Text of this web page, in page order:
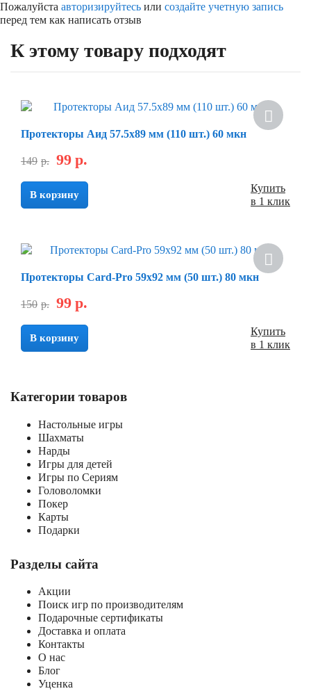
Пожалуйста авторизируйтесь или создайте учетную запись
перед тем как написать отзыв
К этому товару подходят
Протекторы Аид 57.5х89 мм (110 шт.) 60 мкн
149 р. 99 р.
В корзину
Купить
в 1 клик
Протекторы Card-Pro 59x92 мм (50 шт.) 80 мкн
150 р. 99 р.
В корзину
Купить
в 1 клик
Категории товаров
Настольные игры
Шахматы
Нарды
Игры для детей
Игры по Сериям
Головоломки
Покер
Карты
Подарки
Разделы сайта
Акции
Поиск игр по производителям
Подарочные сертификаты
Доставка и оплата
Контакты
О нас
Блог
Уценка